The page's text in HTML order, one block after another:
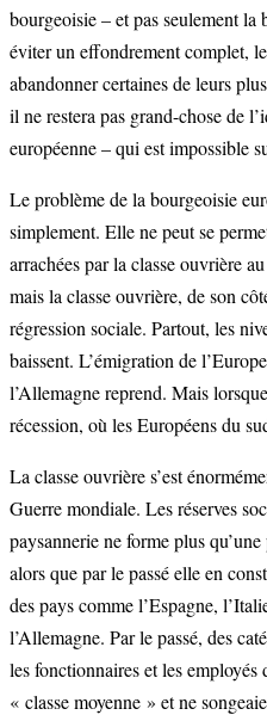
bourgeoisie – et pas seulement la
éviter un effondrement complet,
abandonner certaines de leurs
il ne restera pas grand-chose de
européenne – qui est impossible
Le problème de la bourgeoisie
simplement. Elle ne peut se
arrachées par la classe ouvrière
mais la classe ouvrière, de son
régression sociale. Partout, les
baissent. L’émigration de
l’Allemagne reprend. Mais
récession, où les Européens du
La classe ouvrière s’est
Guerre mondiale. Les réserves
paysannerie ne forme plus
alors que par le passé elle en
des pays comme l’Espagne,
l’Allemagne. Par le passé, des
les fonctionnaires et les employés
« classe moyenne » et ne